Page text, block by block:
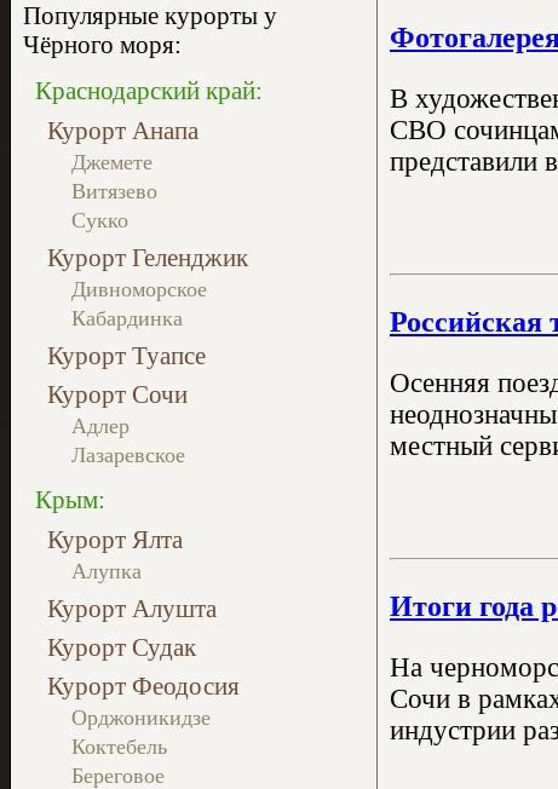
Популярные курорты у
Чёрного моря:
Краснодарский край:
Курорт Анапа
Джемете
Витязево
Сукко
Курорт Геленджик
Дивноморское
Кабардинка
Курорт Туапсе
Курорт Сочи
Адлер
Лазаревское
Крым:
Курорт Ялта
Алупка
Курорт Алушта
Курорт Судак
Курорт Феодосия
Орджоникидзе
Коктебель
Береговое
В
СВО
представили
Российская
Осенняя
местный
Итоги года
На
Сочи в
индустрии